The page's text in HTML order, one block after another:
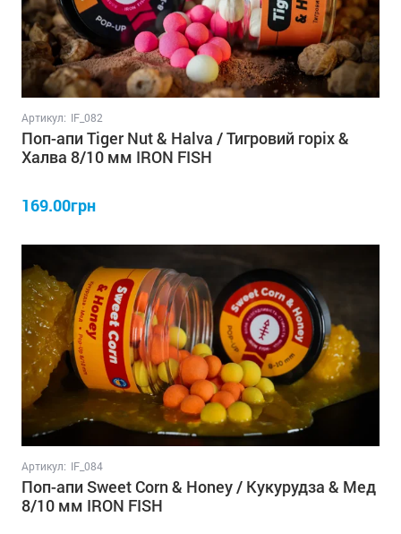
Артикул: IF_082
Поп-апи Tiger Nut & Halva / Тигровий горіх &
Халва 8/10 мм IRON FISH
169.00грн
Артикул: IF_084
Поп-апи Sweet Corn & Honey / Кукурудза & Мед
8/10 мм IRON FISH